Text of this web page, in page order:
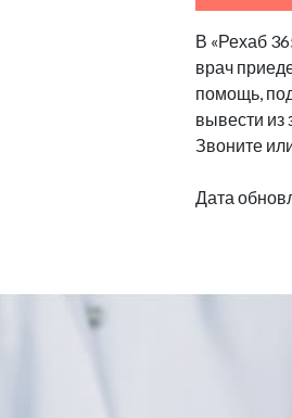
В «Рехаб
врач
помощь,
вывести из
Звоните
Дата